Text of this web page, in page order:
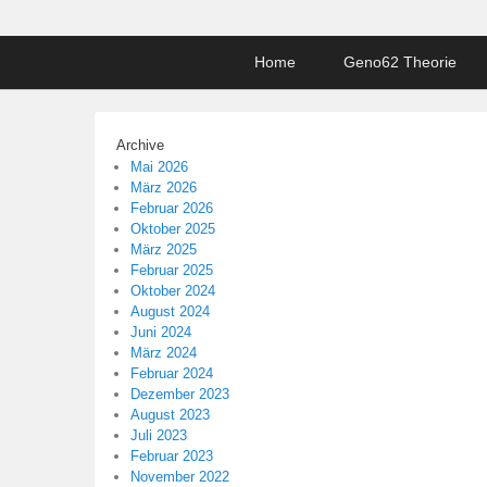
Home Geno62 Theorie
Archive
Mai 2026
März 2026
Februar 2026
Oktober 2025
März 2025
Februar 2025
Oktober 2024
August 2024
Juni 2024
März 2024
Februar 2024
Dezember 2023
August 2023
Juli 2023
Februar 2023
November 2022